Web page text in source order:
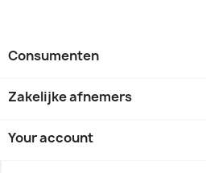
Consumenten
Zakelijke afnemers
Your account